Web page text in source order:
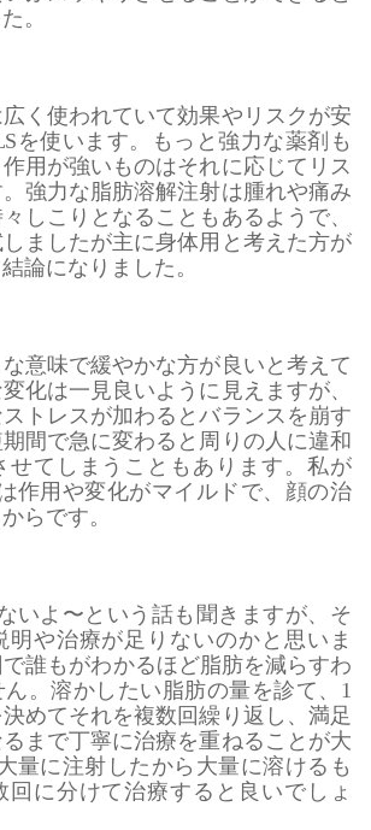
。
く使われていて効果やリスクが安
を使います。もっと強力な薬剤も
用が強いものはそれに応じてリス
強力な脂肪溶解注射は腫れや痛み
しこりとなることもあるようで、
ましたが主に身体用と考えた方が
論になりました。
意味で緩やかな方が良いと考えて
化は一見良いように見えますが、
トレスが加わるとバランスを崩す
間で急に変わると周りの人に違和
せてしまうこともあります。私が
作用や変化がマイルドで、顔の治
らです。
いよ〜という話も聞きますが、そ
明や治療が足りないのかと思いま
誰もがわかるほど脂肪を減らすわ
。溶かしたい脂肪の量を診て、1
めてそれを複数回繰り返し、満足
まで丁寧に治療を重ねることが大
量に注射したから大量に溶けるも
回に分けて治療すると良いでしょ